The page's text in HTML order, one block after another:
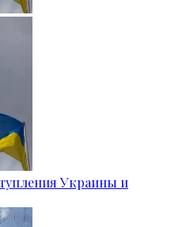
Украины и